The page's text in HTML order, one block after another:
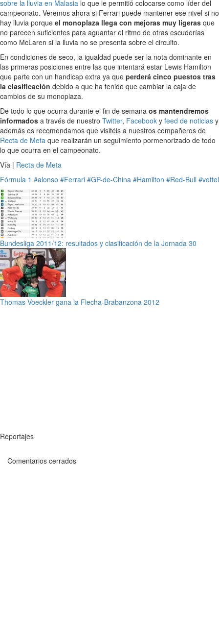
sobre la lluvia en Malasia lo que le permitió colocarse como líder del
campeonato. Veremos ahora si Ferrari puede mantener ese nivel si no
hay lluvia porque el monoplaza llega con mejoras muy ligeras que
no parecen suficientes para aguantar el ritmo de otras escuderías
como McLaren si la lluvia no se presenta sobre el circuito.
En condiciones de seco, la igualdad puede ser la nota dominante en
las primeras posiciones entre las que intentará estar Lewis Hamilton
que parte con un handicap extra ya que perderá cinco puestos tras
la clasificación debido a que ha tenido que cambiar la caja de
cambios de su monoplaza.
De todo lo que ocurra durante el fin de semana os mantendremos
informados a través de nuestro Twitter, Facebook y feed de noticias y
además os recomendamos que visitéis a nuestros compañeros de
Recta de Meta que realizarán un seguimiento pormenorizado de todo
lo que ocurra en el campeonato.
Vía | Recta de Meta
Fórmula 1 #alonso #Ferrari #GP-de-China #Hamilton #Red-Bull #vettel
Bundesliga 2011/12: resultados y clasificación de la Jornada 30
Thomas Voeckler gana la Flecha-Brabanzona 2012
Reportajes
Comentarios cerrados